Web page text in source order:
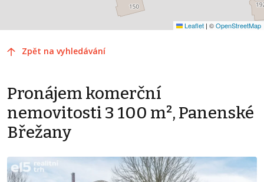
Leaflet | ©OpenStreetMap
Zpět na vyhledávání
Pronájem komerční
nemovitosti 3 100 m², Panenské
Břežany